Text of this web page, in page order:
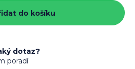
do košíku
dotaz?
poradí